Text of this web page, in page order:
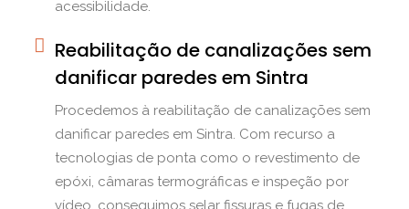
acessibilidade.
Reabilitação de canalizações sem
danificar paredes em Sintra
Procedemos à reabilitação de canalizações sem
danificar paredes em Sintra. Com recurso a
tecnologias de ponta como o revestimento de
epóxi, câmaras termográficas e inspeção por
vídeo, conseguimos selar fissuras e fugas de